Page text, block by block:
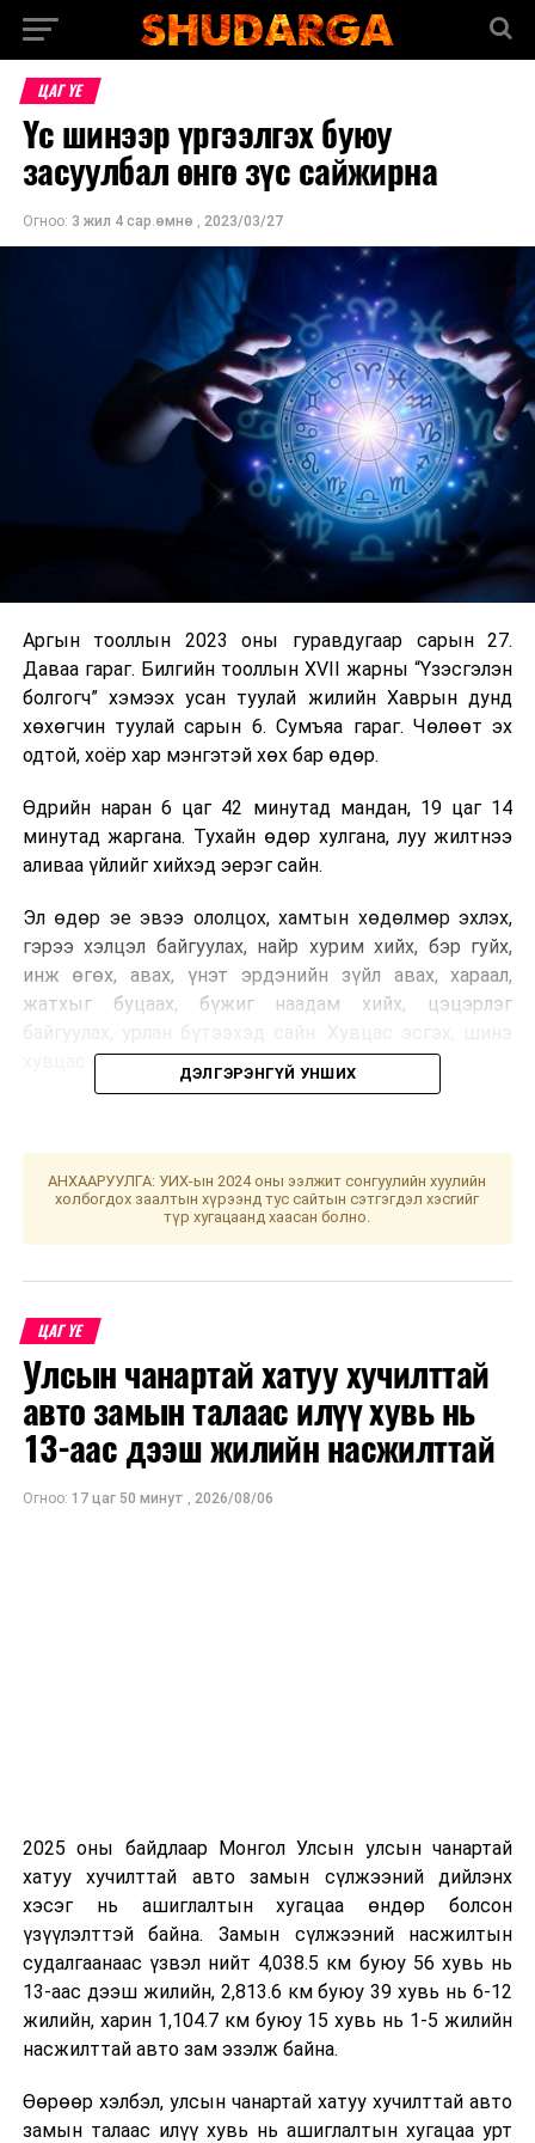
ЦАГ ҮЕ
Үс шинээр үргээлгэх буюу
засуулбал өнгө зүс сайжирна
Огноо: 3 жил 4 сар.өмнө , 2023/03/27
Аргын тооллын 2023 оны гуравдугаар сарын 27.
Даваа гараг. Билгийн тооллын XVII жарны “Үзэсгэлэн
болгогч” хэмээх усан туулай жилийн Хаврын дунд
хөхөгчин туулай сарын 6. Сумъяа гараг. Чөлөөт эх
одтой, хоёр хар мэнгэтэй хөх бар өдөр.
Өдрийн наран 6 цаг 42 минутад мандан, 19 цаг 14
минутад жаргана. Тухайн өдөр хулгана, луу жилтнээ
аливаа үйлийг хийхэд эерэг сайн.
Эл өдөр эе эвээ ололцох, хамтын хөдөлмөр эхлэх,
гэрээ хэлцэл байгуулах, найр хурим хийх, бэр гуйх,
инж өгөх, авах, үнэт эрдэнийн зүйл авах, хараал,
жатхыг буцаах, бүжиг наадам хийх, цэцэрлэг
хувцас өмсөх, зөвлөгөө хийхэд муу.
мөрөө гаргавал зохистой. Үс шинээр үргээлгэх буюу
засуулбал өнгө зүс сайжирна хэмээжээ.
Улаанбаатарт өдөртөө 10 хэм дулаан
ӨМНӨХ МЭДЭЭ
Ерөнхийлөгч У.Хүрэлсүхэд БНТУ-ын Ерөнхийлөгч
талархлын захидал ирүүлэв
ДЭЛГЭРЭНГҮЙ УНШИХ
АНХААРУУЛГА: УИХ-ын 2024 оны ээлжит сонгуулийн хуулийн
холбогдох заалтын хүрээнд тус сайтын сэтгэгдэл хэсгийг
түр хугацаанд хаасан болно.
ЦАГ ҮЕ
Улсын чанартай хатуу хучилттай
авто замын талаас илүү хувь нь
13-аас дээш жилийн насжилттай
Огноо: 17 цаг 50 минут , 2026/08/06
2025 оны байдлаар Монгол Улсын улсын чанартай
хатуу хучилттай авто замын сүлжээний дийлэнх
хэсэг нь ашиглалтын хугацаа өндөр болсон
үзүүлэлттэй байна. Замын сүлжээний насжилтын
судалгаанаас үзвэл нийт 4,038.5 км буюу 56 хувь нь
13-аас дээш жилийн, 2,813.6 км буюу 39 хувь нь 6-12
жилийн, харин 1,104.7 км буюу 15 хувь нь 1-5 жилийн
насжилттай авто зам эзэлж байна.
Өөрөөр хэлбэл, улсын чанартай хатуу хучилттай авто
замын талаас илүү хувь нь ашиглалтын хугацаа урт